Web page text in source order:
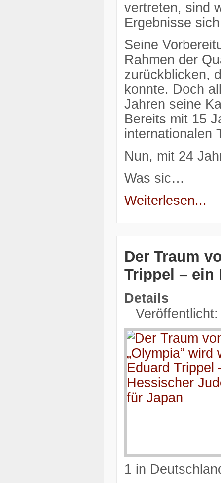
vertreten, sind
Ergebnisse
Seine
Rahmen der
zurückblicken,
konnte. Doch
Jahren seine
Bereits mit 15
internationalen
Nun, mit 24
Was sic…
Weiterlesen...
Der Traum
Trippel – ein
Details
1 in